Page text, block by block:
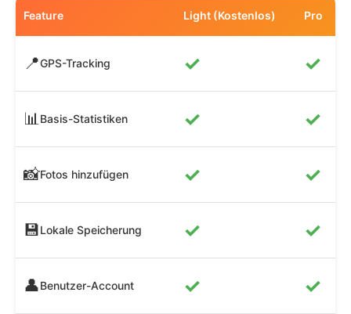
Feature Light (Kostenlos) Pro
📍GPS-Tracking ✓ ✓
📊Basis-Statistiken ✓ ✓
📸Fotos hinzufügen ✓ ✓
💾Lokale Speicherung ✓ ✓
👤Benutzer-Account ✓ ✓